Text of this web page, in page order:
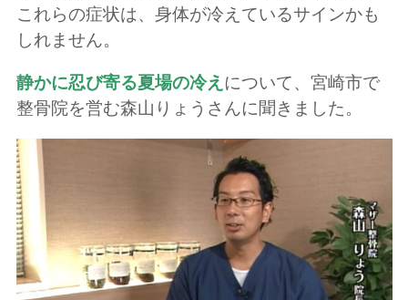
これらの症状は、身体が冷えているサインかも
しれません。
静かに忍び寄る夏場の冷え について、宮崎市で
整骨院を営む森山りょうさんに聞きました。